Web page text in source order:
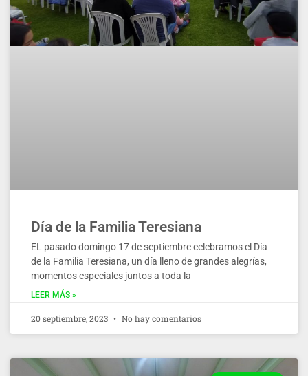
Día de la Familia Teresiana
EL pasado domingo 17 de septiembre celebramos el Día
de la Familia Teresiana, un día lleno de grandes alegrías,
momentos especiales juntos a toda la
LEER MÁS »
20 septiembre, 2023 No hay comentarios